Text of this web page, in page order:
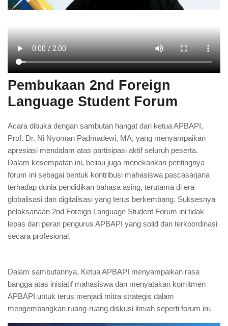
Pembukaan 2nd Foreign
Language Student Forum
Acara dibuka dengan sambutan hangat dari ketua APBAPI,
Prof. Dr. Ni Nyoman Padmadewi, MA, yang menyampaikan
apresiasi mendalam atas partisipasi aktif seluruh peserta.
Dalam kesempatan ini, beliau juga menekankan pentingnya
forum ini sebagai bentuk kontribusi mahasiswa pascasarjana
terhadap dunia pendidikan bahasa asing, terutama di era
globalisasi dan digitalisasi yang terus berkembang. Suksesnya
pelaksanaan 2nd Foreign Language Student Forum ini tidak
lepas dari peran pengurus APBAPI yang solid dan terkoordinasi
secara profesional.
Dalam sambutannya, Ketua APBAPI menyampaikan rasa
bangga atas inisiatif mahasiswa dan menyatakan komitmen
APBAPI untuk terus menjadi mitra strategis dalam
mengembangkan ruang-ruang diskusi ilmiah seperti forum ini.